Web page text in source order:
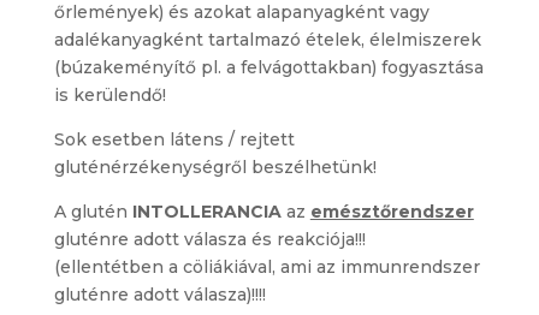
őrlemények) és azokat alapanyagként vagy
adalékanyagként tartalmazó ételek, élelmiszerek
(búzakeményítő pl. a felvágottakban) fogyasztása
is kerülendő!
Sok esetben látens / rejtett
gluténérzékenységről beszélhetünk!
A glutén INTOLLERANCIAaz emésztőrendszer
gluténre adott válasza és reakciója!!!
(ellentétben a cöliákiával, ami az immunrendszer
gluténre adott válasza)!!!!